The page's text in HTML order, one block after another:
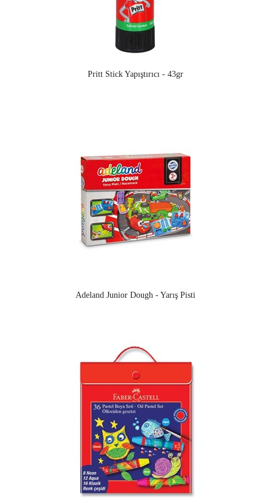
Pritt Stick Yapıştırıcı - 43gr
Adeland Junior Dough - Yarış Pisti